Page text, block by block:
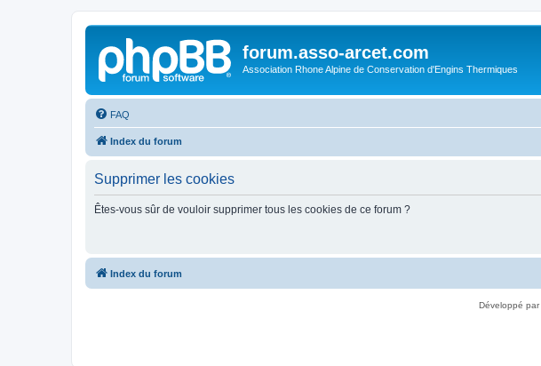
forum.asso-arcet.com
Association Rhone Alpine de Conservation d'Engins Thermiques
FAQ
Index du forum
Supprimer les cookies
Êtes-vous sûr de vouloir supprimer tous les cookies de ce forum ?
Index du forum
Développé par